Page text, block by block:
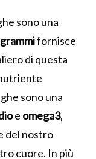
sono una
fornisce
di questa
sono una
e omega3,
del nostro
cuore. In più